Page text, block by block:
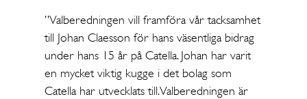
”Valberedningen vill framföra vår tacksamhet
till Johan Claesson för hans väsentliga bidrag
under hans 15 år på Catella. Johan har varit
en mycket viktig kugge i det bolag som
Catella har utvecklats till. Valberedningen är